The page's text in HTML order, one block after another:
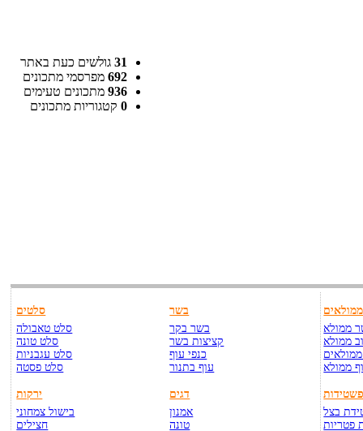
31 גולשים כעת באתר
692 מפרסמי מתכונים
936 מתכונים טעימים
0 קטגוריות מתכונים
סלטים
סלט טאבולה
סלט טונה
סלט עגבניות
סלט פסטה
ירקות
בישול צמחוני
חצילים
בשר
בשר בקר
קציצות בשר
כנפי עוף
עוף בתנור
דגים
אמנון
טונה
ממולאים
ממולא
ממולא
ממולא
בצל
פטריות